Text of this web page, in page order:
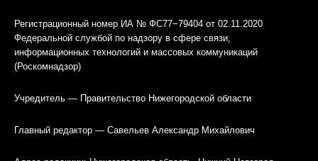
Регистрационный номер ИА № ФС77−79404 от 02.11.2020
Федеральной службой по надзору в сфере связи,
информационных технологий и массовых коммуникаций
(Роскомнадзор)
Учредитель — Правительство Нижегородской области
Главный редактор — Савельев Александр Михайлович